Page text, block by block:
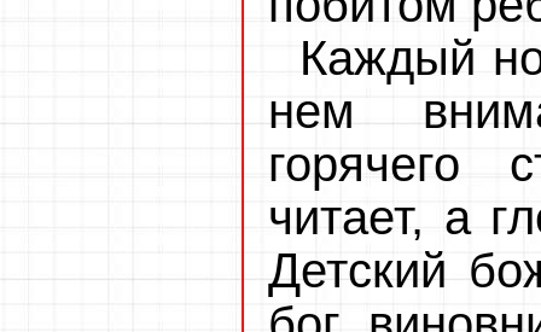
Каждый
нем
горячего
читает, а
Детский